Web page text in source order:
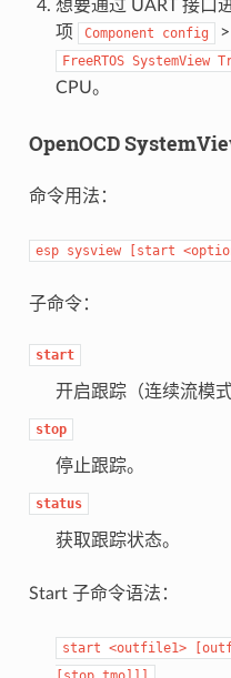
想要通过 UART 接口
项
Component config >
FreeRTOS SystemView
CPU。
OpenOCD
命令用法：
esp sysview [start
子命令：
start
开启跟踪（连续流模式
stop
停止跟踪。
status
获取跟踪状态。
Start 子命令语法：
start <outfile1>